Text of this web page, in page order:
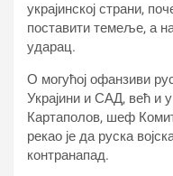
украјинској страни,
поставити темеље, а
ударац.
О могућој офанзиви
Украјини и САД, већ и
Картаполов, шеф
рекао је да руска
контранапад.